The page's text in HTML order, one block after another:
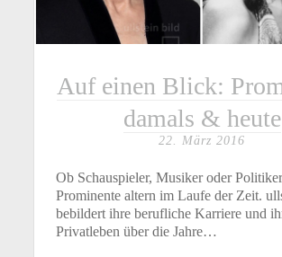
Auf einen Blick:
damals & heute
22. März 2016
Ob Schauspieler, Musiker oder
Prominente altern im Laufe der Zeit.
bebildert ihre berufliche Karriere und
Privatleben über die Jahre…